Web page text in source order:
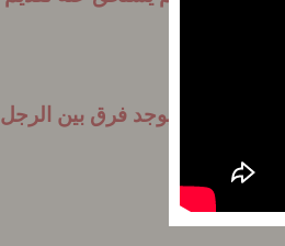
لرجل ولا يوجد فرق بين الرجل